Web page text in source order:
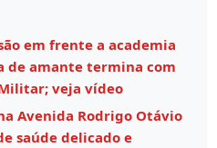
em frente a academia
de amante termina com
veja vídeo
Avenida Rodrigo Otávio
saúde delicado e